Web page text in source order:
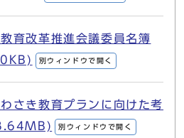
育改革推進会議委員名簿
別ウィンドウで開く
さき教育プランに向けた考
別ウィンドウで開く